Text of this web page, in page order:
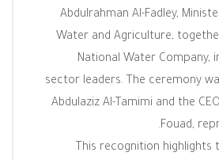
Abdulrahman Al-Fadley,
Water and Agriculture,
National Water Company,
sector leaders. The ceremony
Abdulaziz Al-Tamimi and the
Fouad,
This recognition